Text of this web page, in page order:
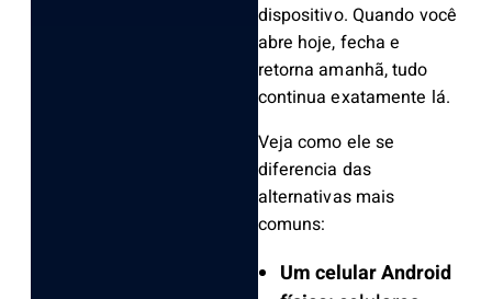
dispositivo. Quando você
abre hoje, fecha e
retorna amanhã, tudo
continua exatamente lá.
Veja como ele se
diferencia das
alternativas mais
comuns:
Um celular Android